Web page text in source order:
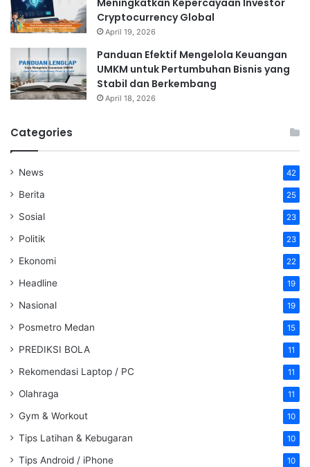
Meningkatkan Kepercayaan Investor
Cryptocurrency Global
April 19, 2026
Panduan Efektif Mengelola Keuangan
UMKM untuk Pertumbuhan Bisnis yang
Stabil dan Berkembang
April 18, 2026
Categories
News 42
Berita 25
Sosial 23
Politik 23
Ekonomi 22
Headline 19
Nasional 19
Posmetro Medan 15
PREDIKSI BOLA 11
Rekomendasi Laptop / PC 11
Olahraga 11
Gym & Workout 10
Tips Latihan & Kebugaran 10
Tips Android / iPhone 10